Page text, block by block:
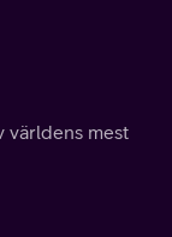
världens mest